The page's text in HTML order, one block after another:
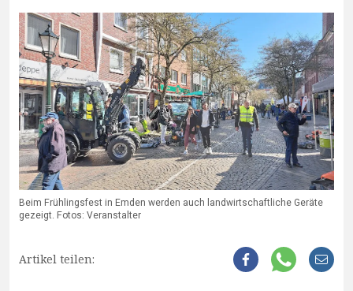
Beim Frühlingsfest in Emden werden auch landwirtschaftliche Geräte
gezeigt. Fotos: Veranstalter
Artikel teilen: